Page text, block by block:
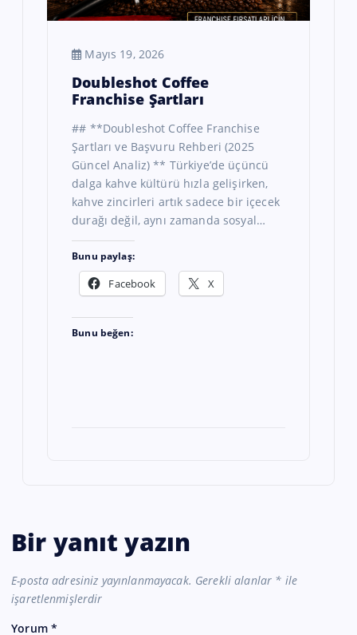
Mayıs 19, 2026
Doubleshot Coffee
Franchise Şartları
## **Doubleshot Coffee Franchise
Şartları ve Başvuru Rehberi (2025
Güncel Analiz) ** Türkiye’de üçüncü
dalga kahve kültürü hızla gelişirken,
kahve zincirleri artık sadece bir içecek
durağı değil, aynı zamanda sosyal…
Bunu paylaş:
Facebook X
Bunu beğen:
Bir yanıt yazın
E-posta adresiniz yayınlanmayacak. Gerekli alanlar * ile
işaretlenmişlerdir
Yorum *